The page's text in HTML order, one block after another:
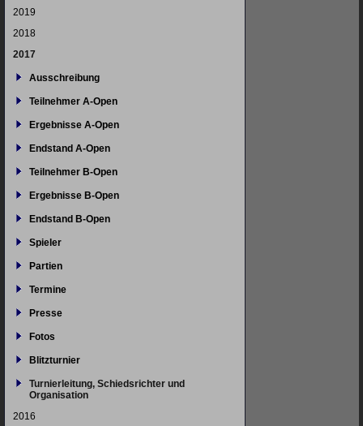
2019
2018
2017
Ausschreibung
Teilnehmer A-Open
Ergebnisse A-Open
Endstand A-Open
Teilnehmer B-Open
Ergebnisse B-Open
Endstand B-Open
Spieler
Partien
Termine
Presse
Fotos
Blitzturnier
Turnierleitung, Schiedsrichter und
Organisation
2016